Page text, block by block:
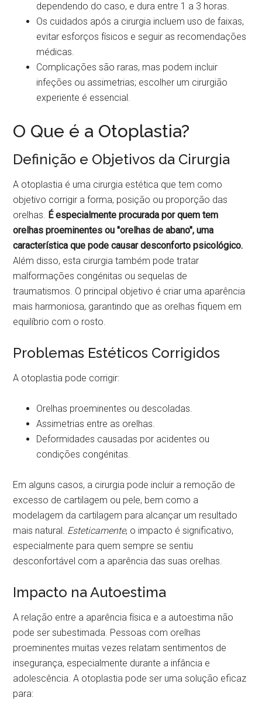
dependendo do caso, e dura entre 1 a 3 horas.
Os cuidados após a cirurgia incluem uso de faixas,
evitar esforços físicos e seguir as recomendações
médicas.
Complicações são raras, mas podem incluir
infeções ou assimetrias; escolher um cirurgião
experiente é essencial.
O Que é a Otoplastia?
Definição e Objetivos da Cirurgia
A otoplastia é uma cirurgia estética que tem como
objetivo corrigir a forma, posição ou proporção das
orelhas. É especialmente procurada por quem tem
orelhas proeminentes ou "orelhas de abano", uma
característica que pode causar desconforto psicológico.
Além disso, esta cirurgia também pode tratar
malformações congénitas ou sequelas de
traumatismos. O principal objetivo é criar uma aparência
mais harmoniosa, garantindo que as orelhas fiquem em
equilíbrio com o rosto.
Problemas Estéticos Corrigidos
A otoplastia pode corrigir:
Orelhas proeminentes ou descoladas.
Assimetrias entre as orelhas.
Deformidades causadas por acidentes ou
condições congénitas.
Em alguns casos, a cirurgia pode incluir a remoção de
excesso de cartilagem ou pele, bem como a
modelagem da cartilagem para alcançar um resultado
mais natural. Esteticamente, o impacto é significativo,
especialmente para quem sempre se sentiu
desconfortável com a aparência das suas orelhas.
Impacto na Autoestima
A relação entre a aparência física e a autoestima não
pode ser subestimada. Pessoas com orelhas
proeminentes muitas vezes relatam sentimentos de
insegurança, especialmente durante a infância e
adolescência. A otoplastia pode ser uma solução eficaz
para: